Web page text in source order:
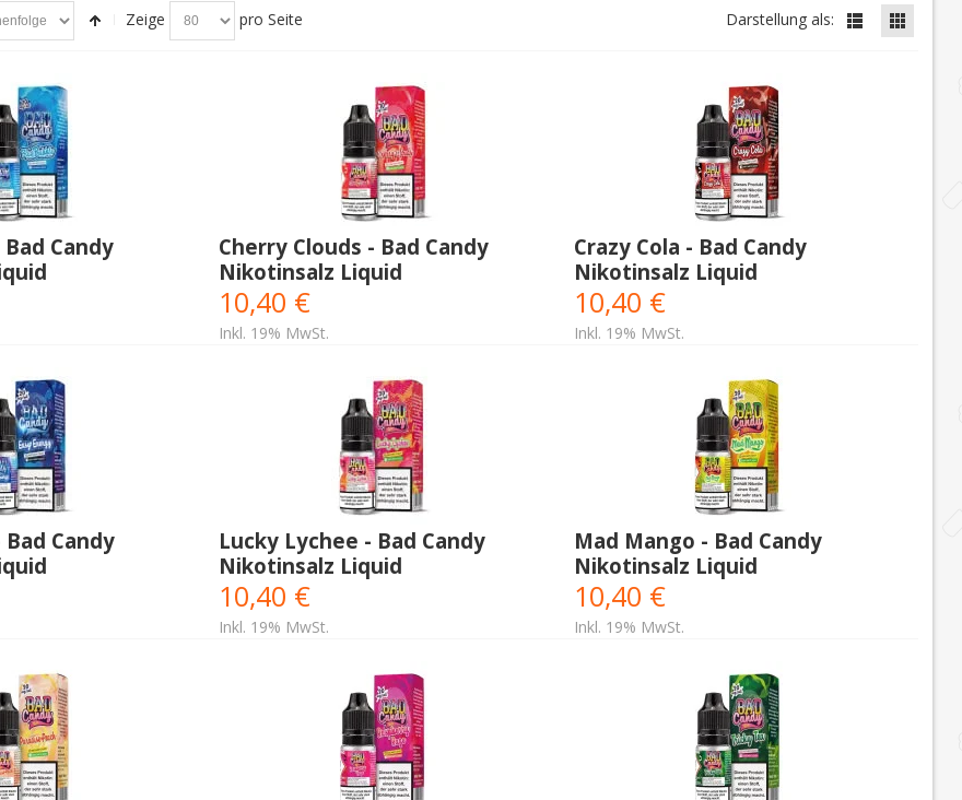
Zeige pro Seite Darstellung als:
Candy
Cherry Clouds - Bad Candy
Nikotinsalz Liquid
10,40 €
Inkl. 19% MwSt.
Crazy Cola - Bad Candy
Nikotinsalz Liquid
10,40 €
Inkl. 19% MwSt.
Bad Candy
Lucky Lychee - Bad Candy
Nikotinsalz Liquid
10,40 €
Inkl. 19% MwSt.
Mad Mango - Bad Candy
Nikotinsalz Liquid
10,40 €
Inkl. 19% MwSt.